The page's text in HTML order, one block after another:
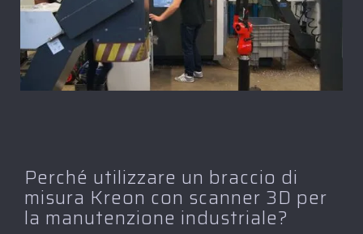
Perché utilizzare un braccio di
misura Kreon con scanner 3D per
la manutenzione industriale?